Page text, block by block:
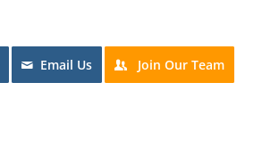
Email Us Join Our Team